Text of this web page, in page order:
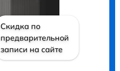
Скидка по
предварительной
записи на сайте